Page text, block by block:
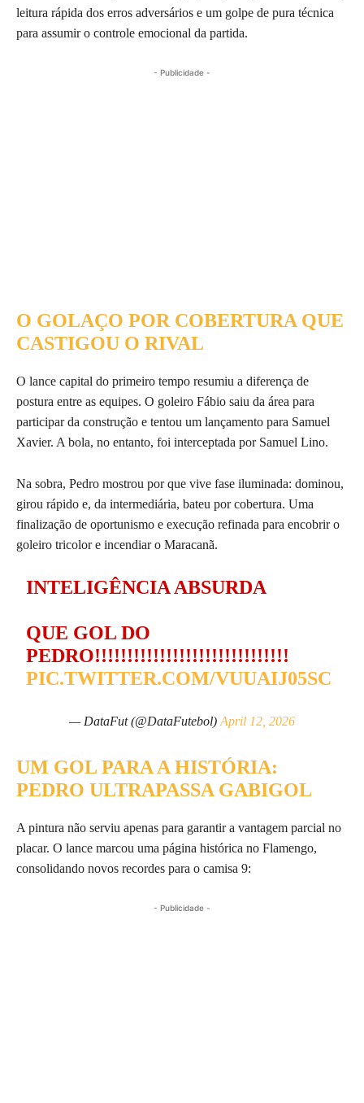
leitura rápida dos erros adversários e um golpe de pura técnica
para assumir o controle emocional da partida.
- Publicidade -
O GOLAÇO POR COBERTURA QUE
CASTIGOU O RIVAL
O lance capital do primeiro tempo resumiu a diferença de
postura entre as equipes. O goleiro Fábio saiu da área para
participar da construção e tentou um lançamento para Samuel
Xavier. A bola, no entanto, foi interceptada por Samuel Lino.
Na sobra, Pedro mostrou por que vive fase iluminada: dominou,
girou rápido e, da intermediária, bateu por cobertura. Uma
finalização de oportunismo e execução refinada para encobrir o
goleiro tricolor e incendiar o Maracanã.
INTELIGÊNCIA ABSURDA
QUE GOL DO
PEDRO!!!!!!!!!!!!!!!!!!!!!!!!!!!!!!
PIC.TWITTER.COM/VUUAIJ05SC
— DataFut (@DataFutebol) April 12, 2026
UM GOL PARA A HISTÓRIA:
PEDRO ULTRAPASSA GABIGOL
A pintura não serviu apenas para garantir a vantagem parcial no
placar. O lance marcou uma página histórica no Flamengo,
consolidando novos recordes para o camisa 9:
- Publicidade -